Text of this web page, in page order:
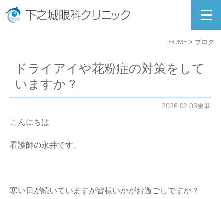
HOME ブログ
ドライアイや花粉症の対策をして
いますか？
2026.02.03更新
こんにちは
看護師の永井です。
寒い日が続いていますが皆様いかがお過ごしですか？